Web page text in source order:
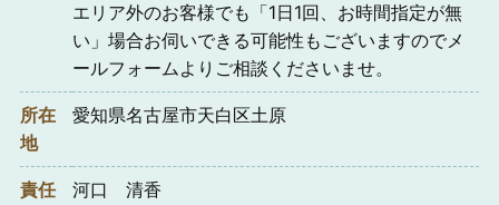
エリア外のお客様でも「1日1回、お時間指定が無
い」場合お伺いできる可能性もございますのでメ
ールフォームよりご相談くださいませ。
所在
地
愛知県名古屋市天白区土原
責任
河口 清香